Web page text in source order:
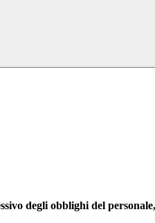
degli obblighi del